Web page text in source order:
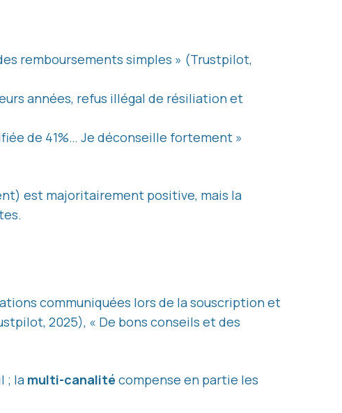
remboursements simples » (Trustpilot,
années, refus illégal de résiliation et
de 41%… Je déconseille fortement »
est majoritairement positive, mais la
communiquées lors de la souscription et
2025), « De bons conseils et des
; la multi-canalité compense en partie les